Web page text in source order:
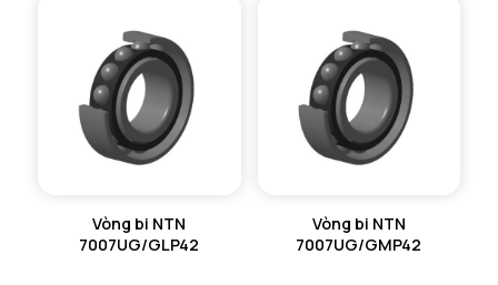
Vòng bi NTN
7007UG/GLP42
Vòng bi NTN
7007UG/GMP42